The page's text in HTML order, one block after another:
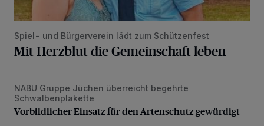
Spiel- und Bürgerverein lädt zum Schützenfest
Mit Herzblut die Gemeinschaft leben
Vorbildlicher Einsatz für den Artenschutz gewürdigt
NABU Gruppe Jüchen überreicht begehrte
Schwalbenplakette
Vorbildlicher Einsatz für den Artenschutz gewürdigt